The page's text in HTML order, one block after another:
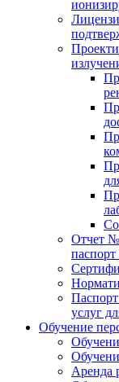
Отчет
услуг
Обучение
Аренда